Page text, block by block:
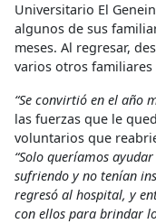
Universitario El
algunos de sus
meses. Al regresar,
varios otros
“Se convirtió en el año
las fuerzas que le
voluntarios que
“Solo queríamos
sufriendo y no tenían
regresó al hospital, y
con ellos para brindar